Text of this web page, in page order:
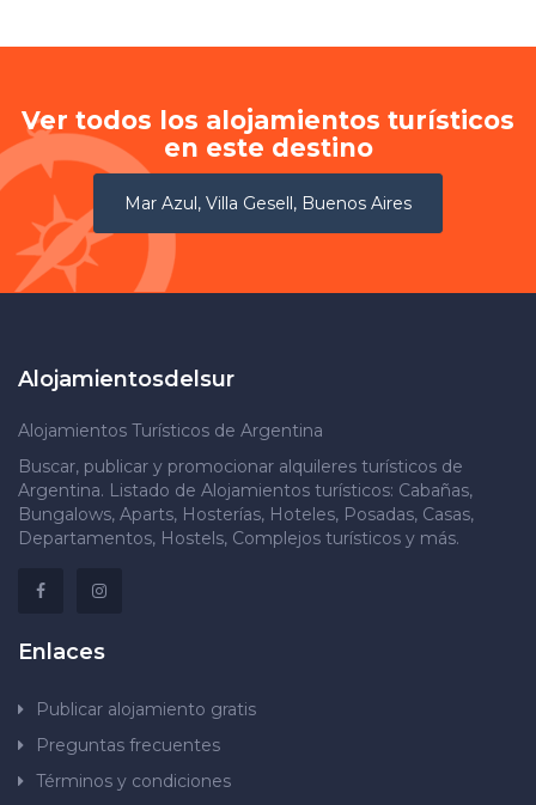
Ver todos los alojamientos turísticos
en este destino
Mar Azul, Villa Gesell, Buenos Aires
Alojamientosdelsur
Alojamientos Turísticos de Argentina
Buscar, publicar y promocionar alquileres turísticos de
Argentina. Listado de Alojamientos turísticos: Cabañas,
Bungalows, Aparts, Hosterías, Hoteles, Posadas, Casas,
Departamentos, Hostels, Complejos turísticos y más.
Enlaces
Publicar alojamiento gratis
Preguntas frecuentes
Términos y condiciones